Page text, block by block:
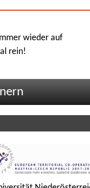
wieder auf
rein!